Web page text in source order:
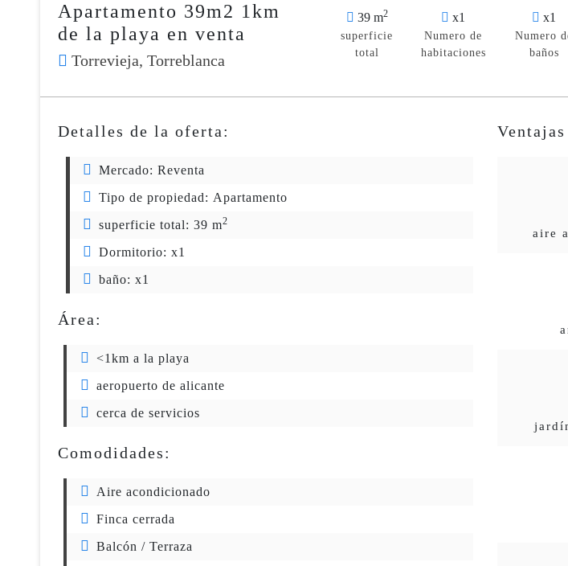
Apartamento 39m2 1km
de la playa en venta
Torrevieja, Torreblanca
39 m2
superficie
total
x1
Numero de
habitaciones
x1
Numero
baños
Detalles de la oferta:
Mercado: Reventa
Tipo de propiedad: Apartamento
superficie total: 39 m2
Dormitorio: x1
baño: x1
Área:
<1km a la playa
aeropuerto de alicante
cerca de servicios
Comodidades:
Aire acondicionado
Finca cerrada
Balcón / Terraza
aire